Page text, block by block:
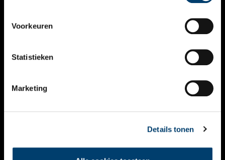
Voorkeuren
Statistieken
Marketing
Details tonen
KALENDER
THEMA’S
VIDEO’S
CONTACT